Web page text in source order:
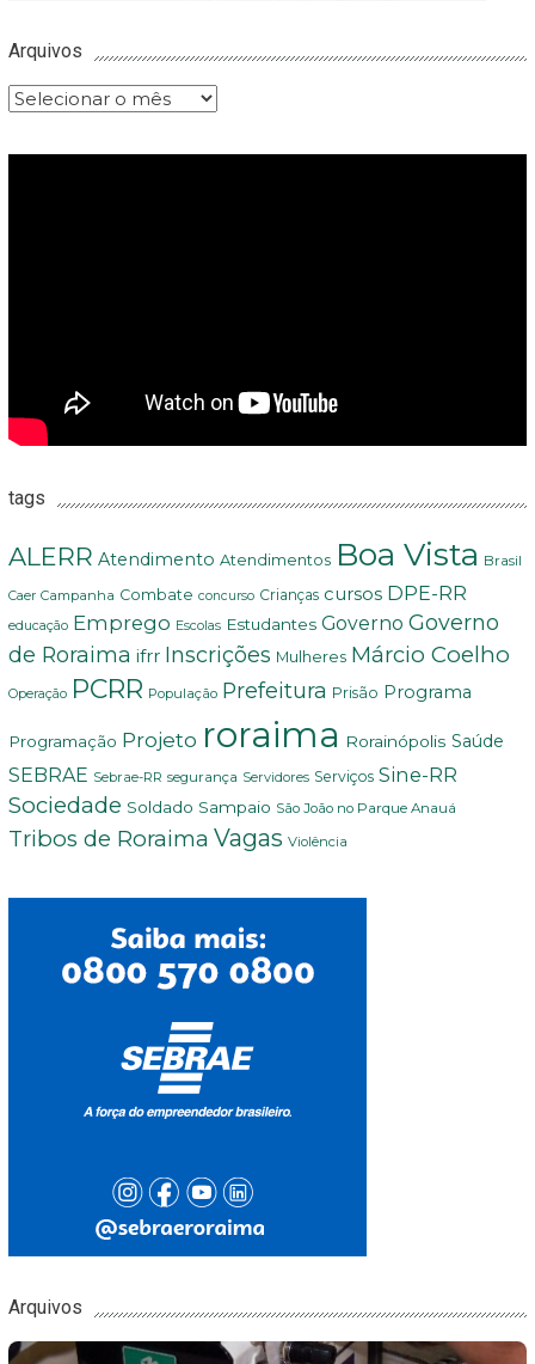
Arquivos
Arquivos
tags
ALERR Atendimento Atendimentos Boa Vista Brasil
Caer Campanha Combate concurso Crianças cursos DPE-RR
educação Emprego Escolas Estudantes Governo Governo
de Roraima ifrr Inscrições Mulheres Márcio Coelho
Operação PCRR População Prefeitura Prisão Programa
Programação Projeto roraima Rorainópolis Saúde
SEBRAE Sebrae-RR segurança Servidores Serviços Sine-RR
Sociedade Soldado Sampaio São João no Parque Anauá
Tribos de Roraima Vagas Violência
Arquivos